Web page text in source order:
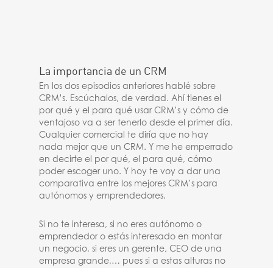
La importancia de un CRM
En los dos episodios anteriores hablé sobre
CRM’s. Escúchalos, de verdad. Ahí tienes el
por qué y el para qué usar CRM’s y cómo de
ventajoso va a ser tenerlo desde el primer día.
Cualquier comercial te diría que no hay
nada mejor que un CRM. Y me he emperrado
en decirte el por qué, el para qué, cómo
poder escoger uno. Y hoy te voy a dar una
comparativa entre los mejores CRM’s para
autónomos y emprendedores.
Si no te interesa, si no eres autónomo o
emprendedor o estás interesado en montar
un negocio, si eres un gerente, CEO de una
empresa grande,… pues si a estas alturas no